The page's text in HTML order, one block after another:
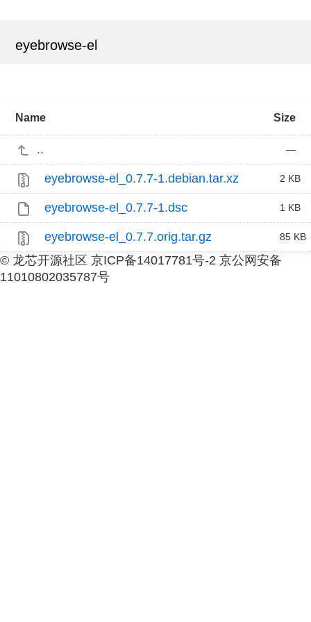
eyebrowse-el
Name Size
.. —
eyebrowse-el_0.7.7-1.debian.tar.xz 2 KB
eyebrowse-el_0.7.7-1.dsc 1 KB
eyebrowse-el_0.7.7.orig.tar.gz 85 KB
© 龙芯开源社区 京ICP备14017781号-2 京公网安备
11010802035787号